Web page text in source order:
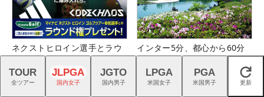
ネクストヒロイン選手とラウ
ンドできるチャンス！詳しく
はこちら！
インター5分、都心から60分
のフラットな美観コース。大
栄カントリー俱楽部（千葉
県）
Recommended by
閉じる
TOUR
全ツアー
JLPGA
国内女子
JGTO
国内男子
LPGA
米国女子
PGA
米国男子 更新